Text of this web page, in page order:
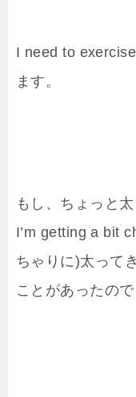
I need to
ます。
もし、ちょっと
I’m getting a bit
ちゃりに)太って
ことがあったの